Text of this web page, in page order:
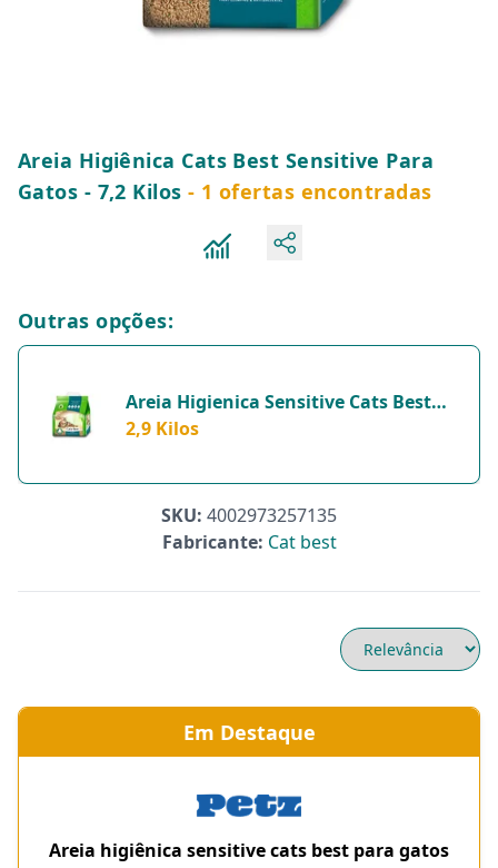
Areia Higiênica Cats Best Sensitive Para
Gatos - 7,2 Kilos - 1 ofertas encontradas
Outras opções:
Areia Higienica Sensitive Cats Best
Para Gatos - 2,9 Kilos
2,9 Kilos
SKU: 4002973257135
Fabricante: Cat best
Em Destaque
Areia higiênica sensitive cats best para gatos